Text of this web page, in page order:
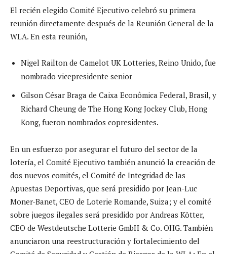
El recién elegido Comité Ejecutivo celebró su primera
reunión directamente después de la Reunión General de la
WLA. En esta reunión,
Nigel Railton de Camelot UK Lotteries, Reino Unido, fue
nombrado vicepresidente senior
Gilson César Braga de Caixa Econômica Federal, Brasil, y
Richard Cheung de The Hong Kong Jockey Club, Hong
Kong, fueron nombrados copresidentes.
En un esfuerzo por asegurar el futuro del sector de la
lotería, el Comité Ejecutivo también anunció la creación de
dos nuevos comités, el Comité de Integridad de las
Apuestas Deportivas, que será presidido por Jean-Luc
Moner-Banet, CEO de Loterie Romande, Suiza; y el comité
sobre juegos ilegales será presidido por Andreas Kötter,
CEO de Westdeutsche Lotterie GmbH & Co. OHG. También
anunciaron una reestructuración y fortalecimiento del